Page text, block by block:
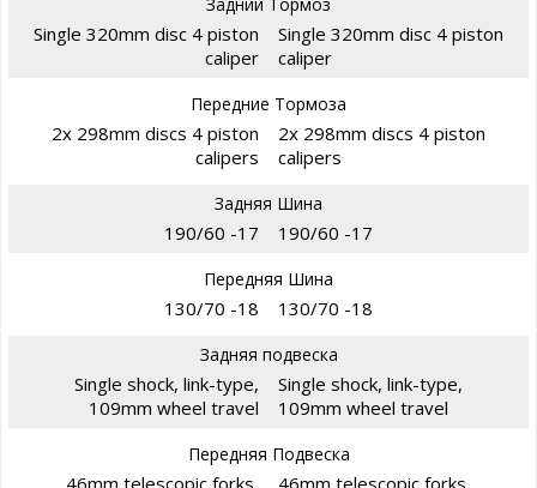
Задний Тормоз
Single 320mm disc 4 piston
caliper
Single 320mm disc 4 piston
caliper
Передние Тормоза
2x 298mm discs 4 piston
calipers
2x 298mm discs 4 piston
calipers
Задняя Шина
190/60 -17 190/60 -17
Передняя Шина
130/70 -18 130/70 -18
Задняя подвеска
Single shock, link-type,
109mm wheel travel
Single shock, link-type,
109mm wheel travel
Передняя Подвеска